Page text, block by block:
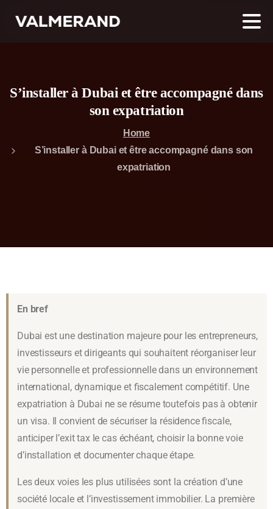
S’installer à Dubai et être accompagné dans
son expatriation
Home
S’installer à Dubai et être accompagné dans son
expatriation
En bref
Dubai est une destination majeure pour les entrepreneurs,
investisseurs et dirigeants qui souhaitent réorganiser leur
vie personnelle et professionnelle dans un environnement
international, dynamique et fiscalement compétitif. Une
expatriation à Dubai ne se résume toutefois pas à obtenir
un visa. Il convient de sécuriser la résidence fiscale,
anticiper l’exit tax le cas échéant, choisir la bonne voie
d’installation et documenter chaque étape.
Les deux voies les plus utilisées sont la création d’une
société locale et l’investissement immobilier. La première